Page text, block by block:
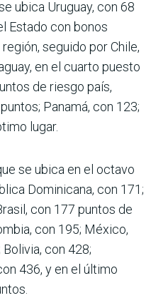
ubica Uruguay, con 68
Estado con bonos
seguido por Chile,
en el cuarto puesto
de riesgo país,
Panamá, con 123;
lugar.
se ubica en el octavo
Dominicana, con 171;
con 177 puntos de
con 195; México,
con 428;
436, y en el último